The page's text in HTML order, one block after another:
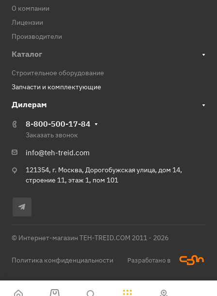
О компании
Лицензии
Производители
Каталог
Строительное оборудование
Запчасти и комплектующие
Дилерам
8-800-500-17-84
Заказать звонок
info@teh-treid.com
121354, г. Москва, Дорогобужская улица, дом 14,
строение 11, этаж 1, пом 101
© Интернет-магазин TEH-TREID.COM 2011 - 2026
Политика конфиденциальности Разработано в